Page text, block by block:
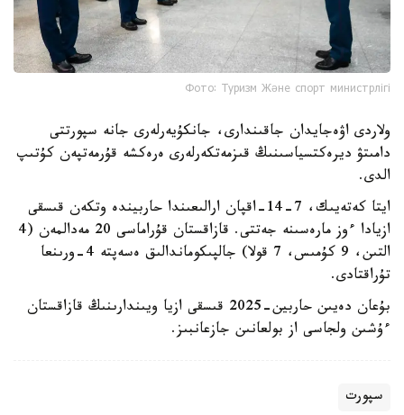
Фото: Туризм Және спорт министрлігі
ولاردى اۋەجايدان جاقىندارى، جانكۇيەرلەرى جانە سپورتتى
دامىتۋ ديرەكتسياسىنىڭ قىزمەتكەرلەرى ەرەكشە قۇرمەتپەن كۇتىپ
الدى.
ايتا كەتەيىك، 7-14-اقپان ارالىعىندا حاربيندە وتكەن قىسقى
ازيادا ءوز مارەسىنە جەتتى. قازاقستان قۇراماسى 20 مەدالمەن (4
التىن، 9 كۇمىس، 7 قولا) جالپىكوماندالىق ەسەپتە 4-ورىنعا
تۇراقتادى.
بۇعان دەيىن حاربين-2025 قىسقى ازيا ويىندارىنىڭ قازاقستان
ءۇشىن ولجاسى از بولعانىن جازعانبىز.
سپورت